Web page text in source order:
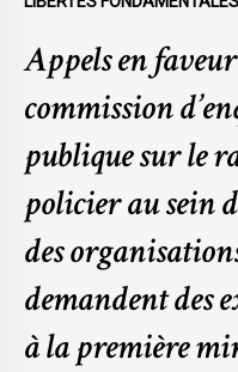
Appels en
commission
publique sur le
policier au sein
des
demandent des
à la première